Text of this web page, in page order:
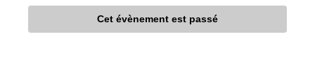
Cet évènement est passé